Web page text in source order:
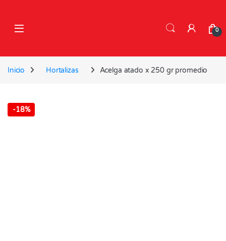
0
Inicio Hortalizas Acelga atado x 250 gr promedio
-18%